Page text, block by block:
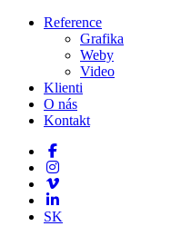
Reference
Grafika
Weby
Video
Klienti
O nás
Kontakt
SK